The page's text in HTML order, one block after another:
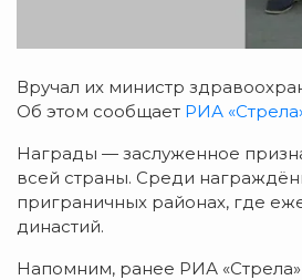
Вручал их министр
Об этом сообщает РИА
Награды — заслуженное
всей страны. Среди
приграничных районах, где
династий.
Напомним, ранее РИА «Стрела»